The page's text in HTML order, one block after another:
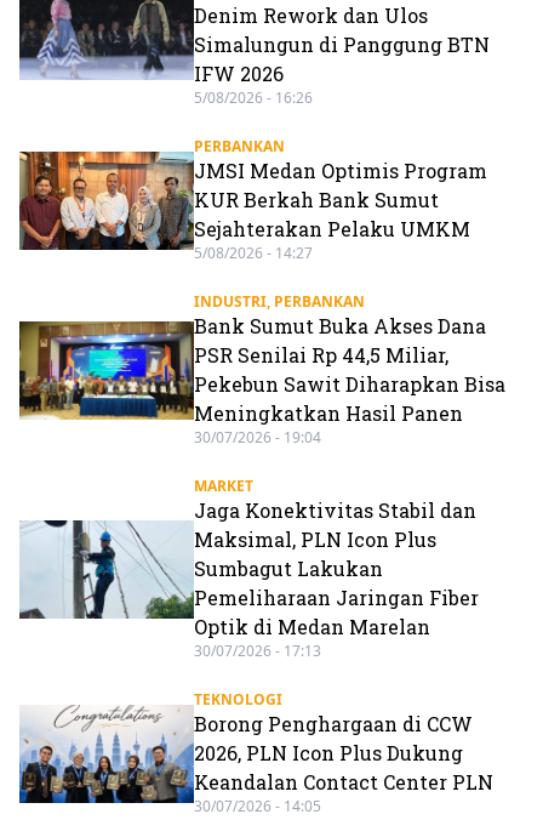
Denim Rework dan Ulos
Simalungun di Panggung BTN
IFW 2026
5/08/2026 - 16:26
PERBANKAN
JMSI Medan Optimis Program
KUR Berkah Bank Sumut
Sejahterakan Pelaku UMKM
5/08/2026 - 14:27
INDUSTRI, PERBANKAN
Bank Sumut Buka Akses Dana
PSR Senilai Rp 44,5 Miliar,
Pekebun Sawit Diharapkan Bisa
Meningkatkan Hasil Panen
30/07/2026 - 19:04
MARKET
Jaga Konektivitas Stabil dan
Maksimal, PLN Icon Plus
Sumbagut Lakukan
Pemeliharaan Jaringan Fiber
Optik di Medan Marelan
30/07/2026 - 17:13
TEKNOLOGI
Borong Penghargaan di CCW
2026, PLN Icon Plus Dukung
Keandalan Contact Center PLN
30/07/2026 - 14:05